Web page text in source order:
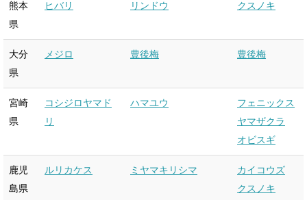
熊本
県
ヒバリ リンドウ クスノキ
大分
県
メジロ 豊後梅 豊後梅
宮崎
県
コシジロヤマド
リ
ハマユウ
フェニックス
ヤマザクラ
オビスギ
鹿児
島県
ルリカケス ミヤマキリシマ
カイコウズ
クスノキ